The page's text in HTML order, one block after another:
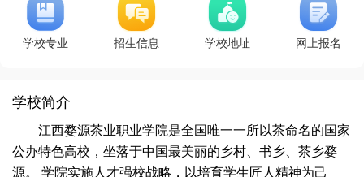
学校专业 招生信息 学校地址 网上报名
学校简介
江西婺源茶业职业学院是全国唯一一所以茶命名的国家
公办特色高校，坐落于中国最美丽的乡村、书乡、茶乡婺
源。 学院实施人才强校战略，以培育学生匠人精神为己